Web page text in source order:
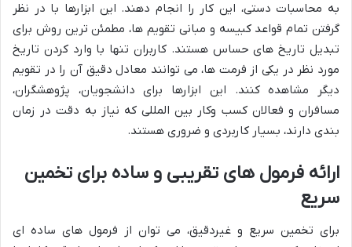
به محاسبات دستی، این کار را انجام دهند. این ابزارها با در نظر
گرفتن تمام قواعد کبیسه و مبانی تقویم ها، مطمئن ترین روش برای
تبدیل تاریخ های حساس هستند. کاربران تنها با وارد کردن تاریخ
مورد نظر در یکی از فرمت ها، می توانند معادل دقیق آن را در تقویم
دیگر مشاهده کنند. این ابزارها برای دانشجویان، پژوهشگران،
مسافران و فعالان کسب وکار بین المللی که نیاز به دقت در زمان
بندی دارند، بسیار کاربردی و ضروری هستند.
ارائه فرمول های تقریبی و ساده برای تخمین
سریع
برای تخمین سریع و غیردقیق، می توان از فرمول های ساده ای